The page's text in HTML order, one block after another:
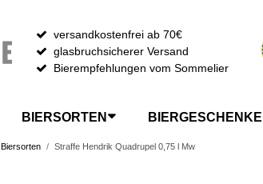
versandkostenfrei ab 70€
glasbruchsicherer Versand
Bierempfehlungen vom Sommelier
BIERSORTEN BIERGESCHENKE
Biersorten Straffe Hendrik Quadrupel 0,75 l Mw